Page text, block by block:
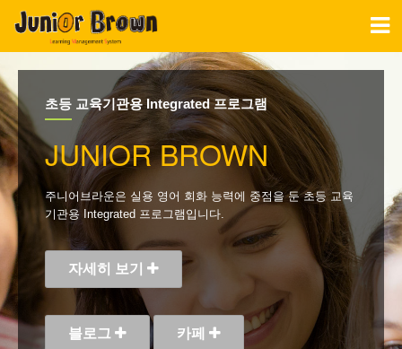
초등 교육기관용 Integrated 프로그램
JUNIOR BROWN
주니어브라운은 실용 영어 회화 능력에 중점을 둔 초등 교육
기관용 Integrated 프로그램입니다.
자세히 보기
블로그 카페
실용 영어 회화 능력을 향상
JUNIOR BROWN
주니어브라운은 안전한 학교에서 브라운 교육의 검증받은
선생님이 직접 방문하여 진행하는 프로그램입니다.
자세히 보기
블로그 카페